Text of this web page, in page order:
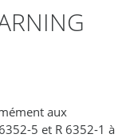
aux
5 et R 6352-1 à